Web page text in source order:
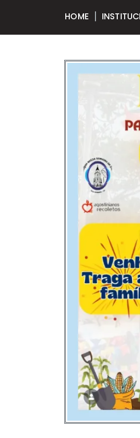
HOME